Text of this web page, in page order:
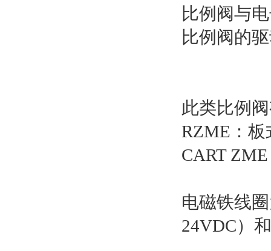
比例阀与
比例阀的
此类比例
RZME：板
CART
电磁铁线
24VDC）